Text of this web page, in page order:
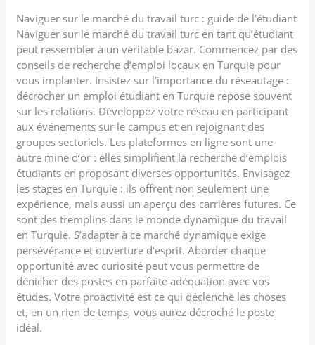
Naviguer sur le marché du travail turc : guide de l’étudiant
Naviguer sur le marché du travail turc en tant qu’étudiant
peut ressembler à un véritable bazar. Commencez par des
conseils de recherche d’emploi locaux en Turquie pour
vous implanter. Insistez sur l’importance du réseautage :
décrocher un emploi étudiant en Turquie repose souvent
sur les relations. Développez votre réseau en participant
aux événements sur le campus et en rejoignant des
groupes sectoriels. Les plateformes en ligne sont une
autre mine d’or : elles simplifient la recherche d’emplois
étudiants en proposant diverses opportunités. Envisagez
les stages en Turquie : ils offrent non seulement une
expérience, mais aussi un aperçu des carrières futures. Ce
sont des tremplins dans le monde dynamique du travail
en Turquie. S’adapter à ce marché dynamique exige
persévérance et ouverture d’esprit. Aborder chaque
opportunité avec curiosité peut vous permettre de
dénicher des postes en parfaite adéquation avec vos
études. Votre proactivité est ce qui déclenche les choses
et, en un rien de temps, vous aurez décroché le poste
idéal.